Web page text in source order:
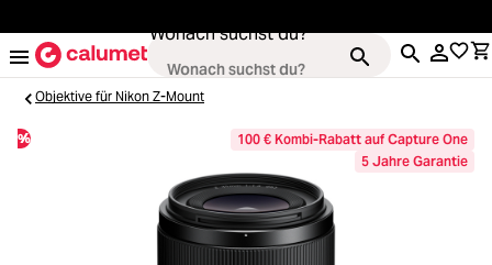
Wonach suchst du?
Objektive
Objektive für Nikon Z-Mount
%
100 € Kombi-Rabatt auf Capture One
5 Jahre Garantie